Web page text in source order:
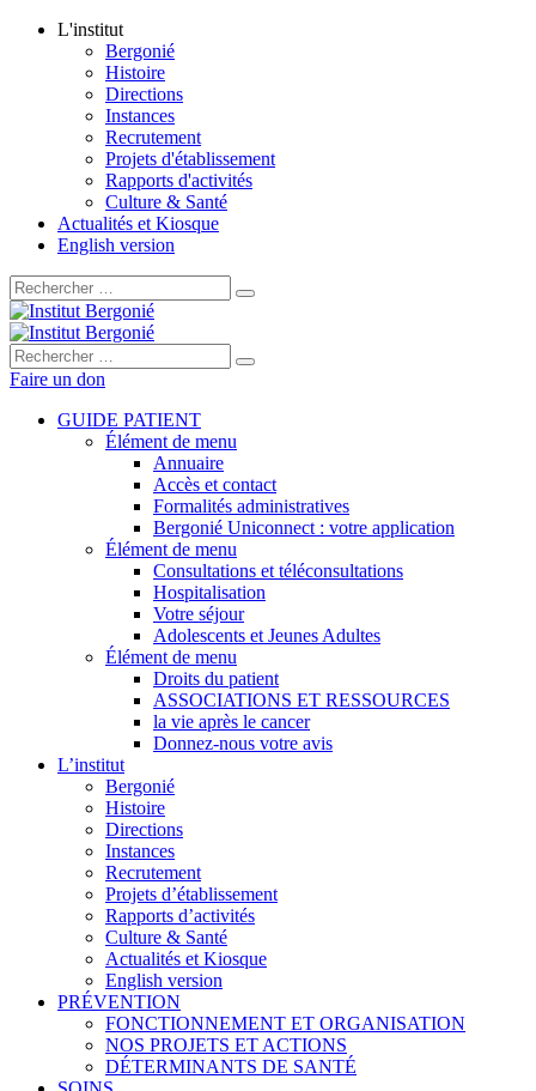
L'institut
Bergonié
Histoire
Directions
Instances
Recrutement
Projets d'établissement
Rapports d'activités
Culture & Santé
Actualités et Kiosque
English version
Rechercher :
Rechercher :
Faire un don
GUIDE PATIENT
Élément de menu
Annuaire
Accès et contact
Formalités administratives
Bergonié Uniconnect : votre application
Élément de menu
Consultations et téléconsultations
Hospitalisation
Votre séjour
Adolescents et Jeunes Adultes
Élément de menu
Droits du patient
ASSOCIATIONS ET RESSOURCES
la vie après le cancer
Donnez-nous votre avis
L’institut
Bergonié
Histoire
Directions
Instances
Recrutement
Projets d’établissement
Rapports d’activités
Culture & Santé
Actualités et Kiosque
English version
PRÉVENTION
FONCTIONNEMENT ET ORGANISATION
NOS PROJETS ET ACTIONS
DÉTERMINANTS DE SANTÉ